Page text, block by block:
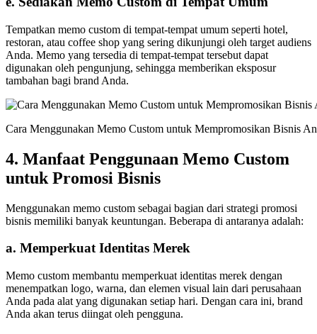
Tempatkan memo custom di tempat-tempat umum seperti hotel,
restoran, atau coffee shop yang sering dikunjungi oleh target audiens
Anda. Memo yang tersedia di tempat-tempat tersebut dapat
digunakan oleh pengunjung, sehingga memberikan eksposur
tambahan bagi brand Anda.
Cara Menggunakan Memo Custom untuk Mempromosikan Bisnis
4. Manfaat Penggunaan Memo Custom
untuk Promosi Bisnis
Menggunakan memo custom sebagai bagian dari strategi promosi
bisnis memiliki banyak keuntungan. Beberapa di antaranya adalah:
a. Memperkuat Identitas Merek
Memo custom membantu memperkuat identitas merek dengan
menempatkan logo, warna, dan elemen visual lain dari perusahaan
Anda pada alat yang digunakan setiap hari. Dengan cara ini, brand
Anda akan terus diingat oleh pengguna.